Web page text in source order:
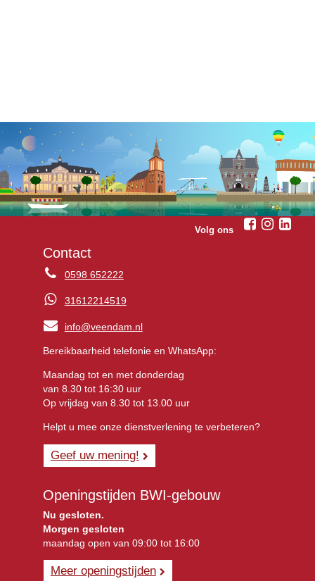
Volg ons
Contact
0598 652222
31612214519
info@veendam.nl
Bereikbaarheid telefonie en WhatsApp:
Maandag tot en met donderdag
van 8.30 tot 16:30 uur
Op vrijdag van 8.30 tot 13.00 uur
Helpt u mee onze dienstverlening te verbeteren?
Geef uw mening!
Openingstijden BWI-gebouw
Nu gesloten.
Morgen gesloten
maandag open van 09:00 tot 16:00
Meer openingstijden